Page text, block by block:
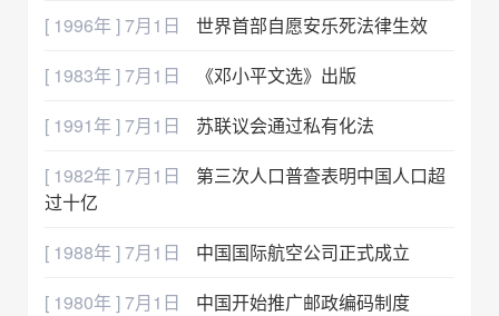
[ 1996年 ] 7月1日
世界首部自愿安乐死法律生效
[ 1983年 ] 7月1日
《邓小平文选》出版
[ 1991年 ] 7月1日
苏联议会通过私有化法
[ 1982年 ] 7月1日
第三次人口普查表明中国人口超
过十亿
[ 1988年 ] 7月1日
中国国际航空公司正式成立
[ 1980年 ] 7月1日
中国开始推广邮政编码制度